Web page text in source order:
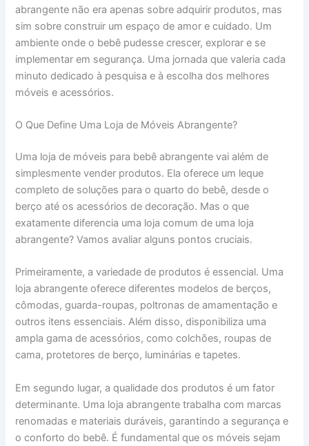
abrangente não era apenas sobre adquirir produtos, mas
sim sobre construir um espaço de amor e cuidado. Um
ambiente onde o bebê pudesse crescer, explorar e se
implementar em segurança. Uma jornada que valeria cada
minuto dedicado à pesquisa e à escolha dos melhores
móveis e acessórios.
O Que Define Uma Loja de Móveis Abrangente?
Uma loja de móveis para bebê abrangente vai além de
simplesmente vender produtos. Ela oferece um leque
completo de soluções para o quarto do bebê, desde o
berço até os acessórios de decoração. Mas o que
exatamente diferencia uma loja comum de uma loja
abrangente? Vamos avaliar alguns pontos cruciais.
Primeiramente, a variedade de produtos é essencial. Uma
loja abrangente oferece diferentes modelos de berços,
cômodas, guarda-roupas, poltronas de amamentação e
outros itens essenciais. Além disso, disponibiliza uma
ampla gama de acessórios, como colchões, roupas de
cama, protetores de berço, luminárias e tapetes.
Em segundo lugar, a qualidade dos produtos é um fator
determinante. Uma loja abrangente trabalha com marcas
renomadas e materiais duráveis, garantindo a segurança e
o conforto do bebê. É fundamental que os móveis sejam